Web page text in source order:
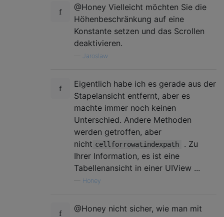
@Honey Vielleicht möchten Sie die
Höhenbeschränkung auf eine
Konstante setzen und das Scrollen
deaktivieren.
Jaroslaw
Eigentlich habe ich es gerade aus der
Stapelansicht entfernt, aber es
machte immer noch keinen
Unterschied. Andere Methoden
werden getroffen, aber
nicht cellforrowatindexpath
. Zu
Ihrer Information, es ist eine
Tabellenansicht in einer UIView ...
Honey
@Honey nicht sicher, wie man mit